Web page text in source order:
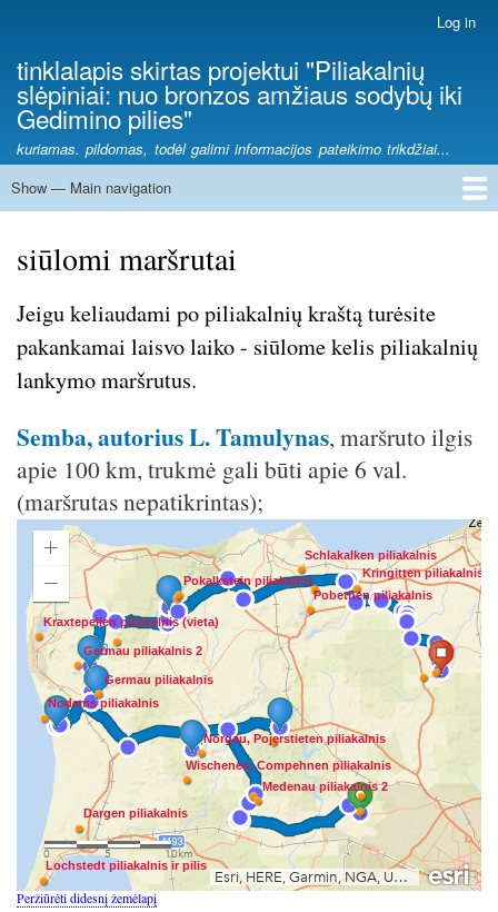
main
content
account
menu
Log in
tinklalapis skirtas projektui "Piliakalnių
slėpiniai: nuo bronzos amžiaus sodybų iki
Gedimino pilies"
kuriamas. pildomas, todėl galimi informacijos pateikimo trikdžiai...
Main
Show — Main navigation
siūlomi maršrutai
Jeigu keliaudami po piliakalnių kraštą turėsite
pakankamai laisvo laiko - siūlome kelis piliakalnių
lankymo maršrutus.
Semba, autorius L. Tamulynas, maršruto ilgis
apie 100 km, trukmė gali būti apie 6 val.
(maršrutas nepatikrintas);
Peržiūrėti didesnį žemėlapį